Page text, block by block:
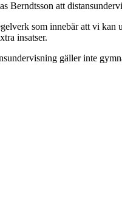
Berndtsson att
som innebär att vi kan
insatser.
gäller inte